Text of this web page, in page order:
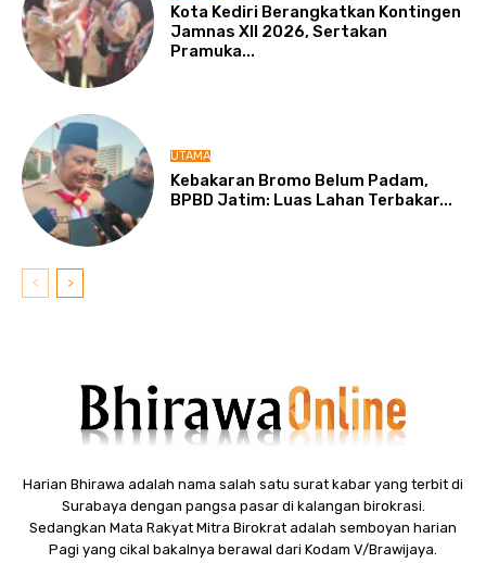
Kota Kediri Berangkatkan Kontingen
Jamnas XII 2026, Sertakan
Pramuka...
UTAMA
Kebakaran Bromo Belum Padam,
BPBD Jatim: Luas Lahan Terbakar...
Harian Bhirawa adalah nama salah satu surat kabar yang terbit di
Surabaya dengan pangsa pasar di kalangan birokrasi.
Sedangkan Mata Rakyat Mitra Birokrat adalah semboyan harian
Pagi yang cikal bakalnya berawal dari Kodam V/Brawijaya.